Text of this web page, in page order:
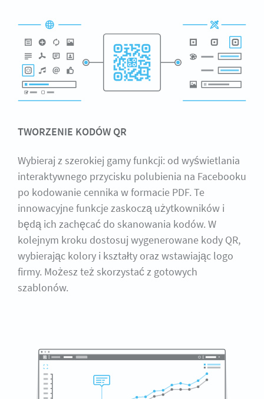
TWORZENIE KODÓW QR
Wybieraj z szerokiej gamy funkcji: od wyświetlania
interaktywnego przycisku polubienia na Facebooku
po kodowanie cennika w formacie PDF. Te
innowacyjne funkcje zaskoczą użytkowników i
będą ich zachęcać do skanowania kodów. W
kolejnym kroku dostosuj wygenerowane kody QR,
wybierając kolory i kształty oraz wstawiając logo
firmy. Możesz też skorzystać z gotowych
szablonów.